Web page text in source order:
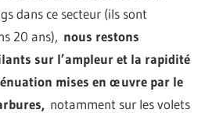
dans ce secteur (ils sont
20 ans), nous restons
sur l’ampleur et la rapidité
mises en œuvre par le
notamment sur les volets